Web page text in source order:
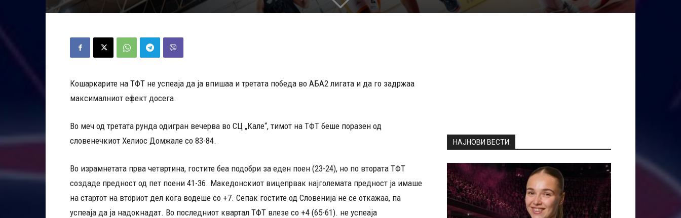
Кошаркарите на ТФТ не успеаја да ја впишаа и третата победа во АБА2 лигата и да го задржаа
максималниот ефект досега.
Во меч од третата рунда одигран вечерва во СЦ „Кале“, тимот на ТФТ беше поразен од
словенечкиот Хелиос Домжале со 83-84.
Во израмнетата прва четвртина, гостите беа подобри за еден поен (23-24), но по втората ТФТ
создаде предност од пет поени 41-36. Македонскиот вицепрвак најголемата предност ја имаше
на стартот на вториот дел кога водеше со +7. Сепак гостите од Словенија не се откажаа, па
успеаја да ја надокнадат. Во последниот квартал ТФТ влезе со +4 (65-61). не успеаја
НАЈНОВИ ВЕСТИ